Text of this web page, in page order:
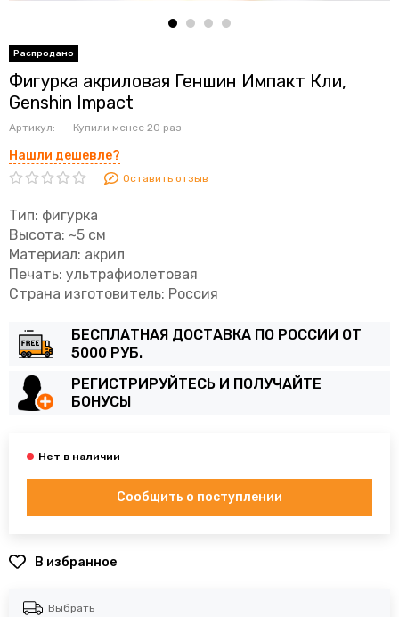
Фигурка акриловая Геншин Импакт Кли,
Genshin Impact
Артикул: Купили менее 20 раз
Нашли дешевле?
Оставить отзыв
Тип: фигурка
Высота: ~5 см
Материал: акрил
Печать: ультрафиолетовая
Страна изготовитель: Россия
БЕСПЛАТНАЯ ДОСТАВКА ПО РОССИИ ОТ
5000 РУБ.
РЕГИСТРИРУЙТЕСЬ И ПОЛУЧАЙТЕ
БОНУСЫ
Сообщить о поступлении
В избранное
Выбрать